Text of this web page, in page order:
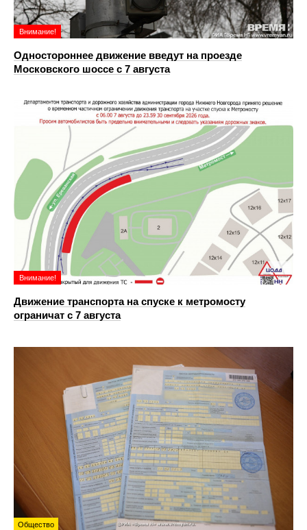
Внимание!
Одностороннее движение введут на проезде
Московского шоссе с 7 августа
Внимание!
Движение транспорта на спуске к метромосту
ограничат с 7 августа
Общество